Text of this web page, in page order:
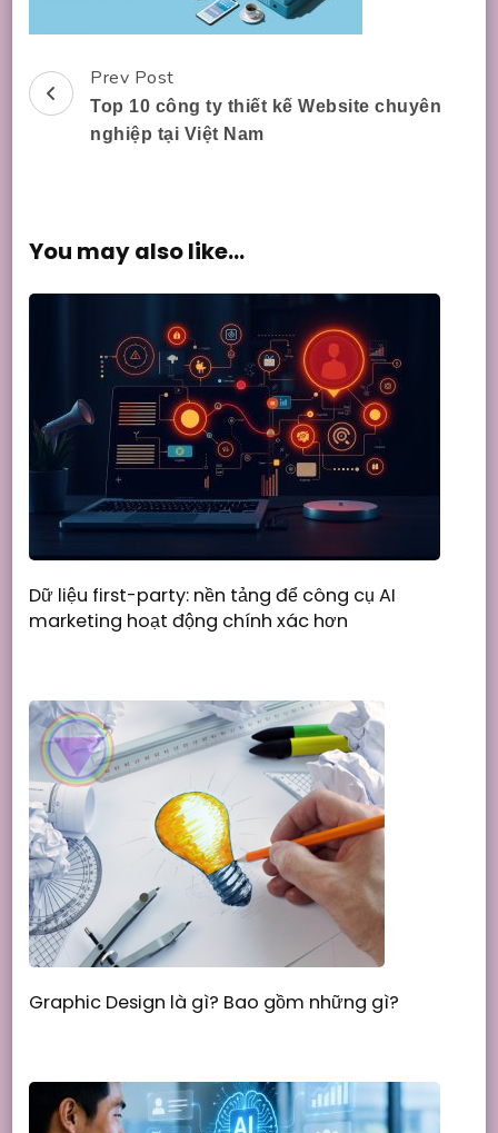
Post
Navigation
Prev Post
Top 10 công ty thiết kế Website chuyên
nghiệp tại Việt Nam
You may also like...
Dữ liệu first-party: nền tảng để công cụ AI
marketing hoạt động chính xác hơn
Graphic Design là gì? Bao gồm những gì?